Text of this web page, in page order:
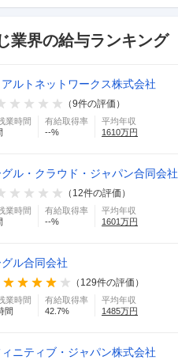
業界の給与ランキング
ルトネットワークス株式会社
（9件の評価）
業時間
有給取得率
--%
平均年収
1610万円
ル・クラウド・ジャパン合同会社
（ 12件の評価）
業時間
有給取得率
--%
平均年収
1601 万円
ル合同会社
（ 129件の評価）
業時間
間
有給取得率
42.7%
平均年収
1485万円
ィニティブ・ジャパン株式会社